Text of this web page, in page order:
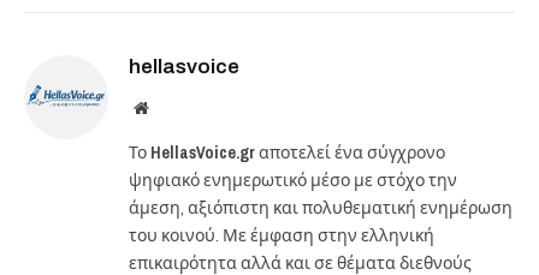
hellasvoice
Website
Το HellasVoice.grαποτελεί ένα σύγχρονο
ψηφιακό ενημερωτικό μέσο με στόχο την
άμεση, αξιόπιστη και πολυθεματική ενημέρωση
του κοινού. Με έμφαση στην ελληνική
επικαιρότητα αλλά και σε θέματα διεθνούς